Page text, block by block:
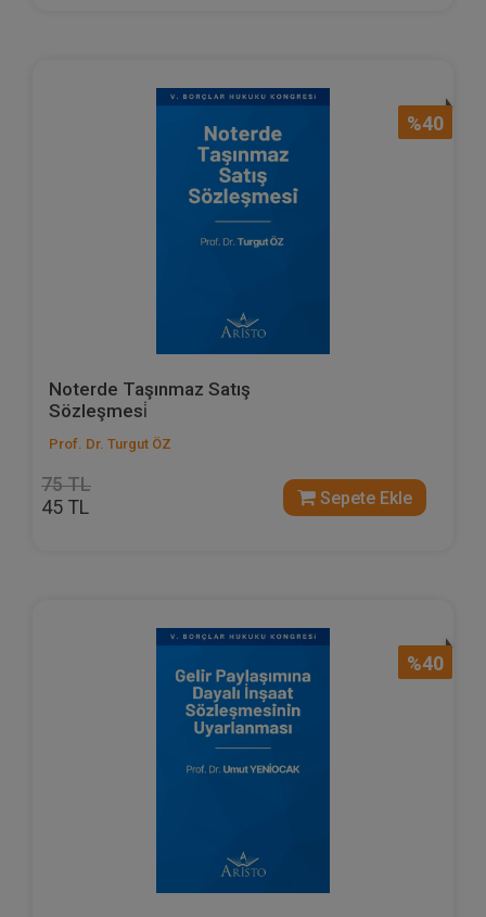
%40
Noterde Taşınmaz Satış
Sözleşmesi̇
Prof. Dr. Turgut ÖZ
75 TL
45 TL Sepete Ekle
%40